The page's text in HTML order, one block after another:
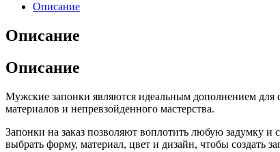
Описание
Описание
Описание
Мужские запонки являются идеальным дополнением для
материалов и непревзойденного мастерства.
Запонки на заказ позволяют воплотить любую задумку
выбрать форму, материал, цвет и дизайн, чтобы создать